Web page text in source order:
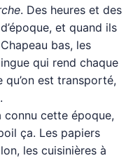
. Des heures et des
et quand ils
bas, les
qui rend chaque
qu’on est transporté,
connu cette époque,
ça. Les papiers
les cuisinières à